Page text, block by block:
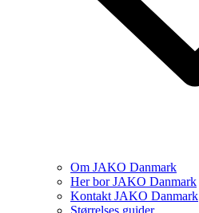
Om JAKO Danmark
Her bor JAKO Danmark
Kontakt JAKO Danmark
Størrelses guider